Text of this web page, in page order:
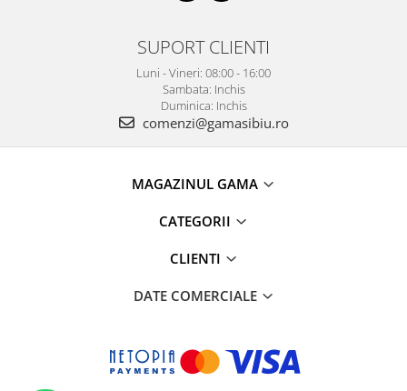
SUPORT CLIENTI
Luni - Vineri: 08:00 - 16:00
Sambata: Inchis
Duminica: Inchis
comenzi@gamasibiu.ro
MAGAZINUL GAMA
CATEGORII
CLIENTI
DATE COMERCIALE